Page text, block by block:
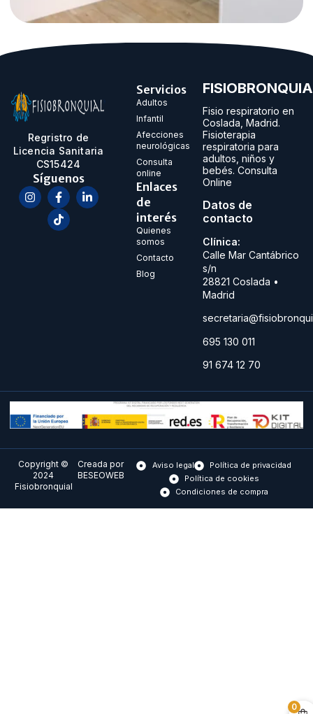
Regristro de
Licencia Sanitaria
CS15424
Síguenos
Servicios
Adultos
Infantil
Afecciones
neurológicas
Consulta
online
Enlaces
de
interés
Quienes
somos
Contacto
Blog
Fisio respiratorio en
Coslada, Madrid.
Fisioterapia
respiratoria para
adultos, niños y
bebés. Consulta
Online
Datos de
contacto
Clínica:
Calle Mar Cantábrico
s/n
28821Coslada •
Madrid
695 130 011
91 674 12 70
Copyright ©
2024
Fisiobronquial
Creada por
BESEOWEB
Aviso legal
Política de privacidad
Política de cookies
Condiciones de compra
0